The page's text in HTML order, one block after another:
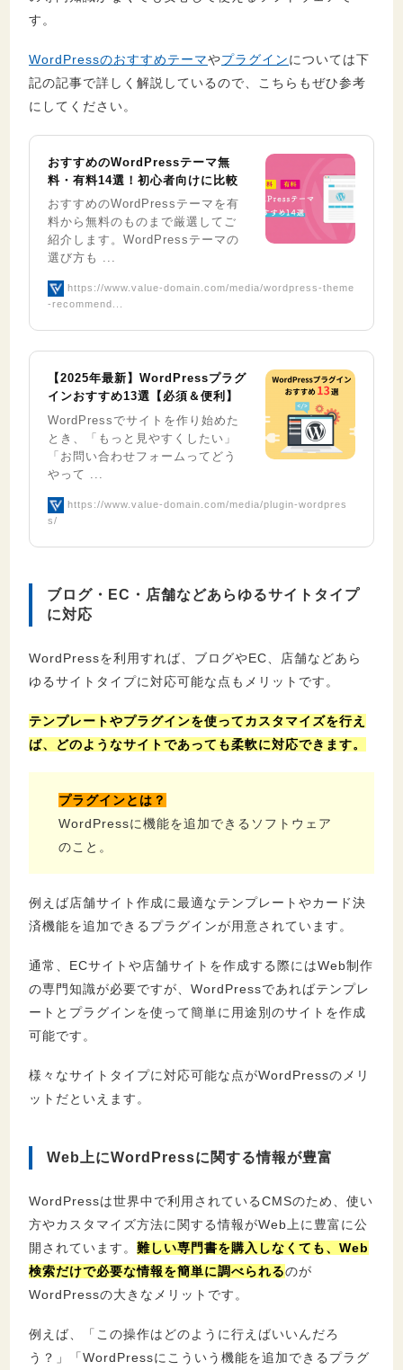
す。
WordPressのおすすめテーマやプラグインについては下
記の記事で詳しく解説しているので、こちらもぜひ参考
にしてください。
おすすめのWordPressテーマ無
料・有料14選！初心者向けに比較
おすすめのWordPressテーマを有
料から無料のものまで厳選してご
紹介します。WordPressテーマの
選び方も ...
https://www.value-domain.com/media/wordpress-theme
-recommend...
【2025年最新】WordPressプラグ
インおすすめ13選【必須＆便利】
WordPressでサイトを作り始めた
とき、「もっと見やすくしたい」
「お問い合わせフォームってどう
やって ...
https://www.value-domain.com/media/plugin-wordpres
s/
ブログ・EC・店舗などあらゆるサイトタイプ
に対応
WordPressを利用すれば、ブログやEC、店舗などあら
ゆるサイトタイプに対応可能な点もメリットです。
テンプレートやプラグインを使ってカスタマイズを行え
ば、どのようなサイトであっても柔軟に対応できます。
プラグインとは？
WordPressに機能を追加できるソフトウェア
のこと。
例えば店舗サイト作成に最適なテンプレートやカード決
済機能を追加できるプラグインが用意されています。
通常、ECサイトや店舗サイトを作成する際にはWeb制作
の専門知識が必要ですが、WordPressであればテンプレ
ートとプラグインを使って簡単に用途別のサイトを作成
可能です。
様々なサイトタイプに対応可能な点がWordPressのメリ
ットだといえます。
Web上にWordPressに関する情報が豊富
WordPressは世界中で利用されているCMSのため、使い
方やカスタマイズ方法に関する情報がWeb上に豊富に公
開されています。 難しい専門書を購入しなくても、Web
検索だけで必要な情報を簡単に調べられるのが
WordPressの大きなメリットです。
例えば、「この操作はどのように行えばいいんだろ
う？」「WordPressにこういう機能を追加できるプラグ